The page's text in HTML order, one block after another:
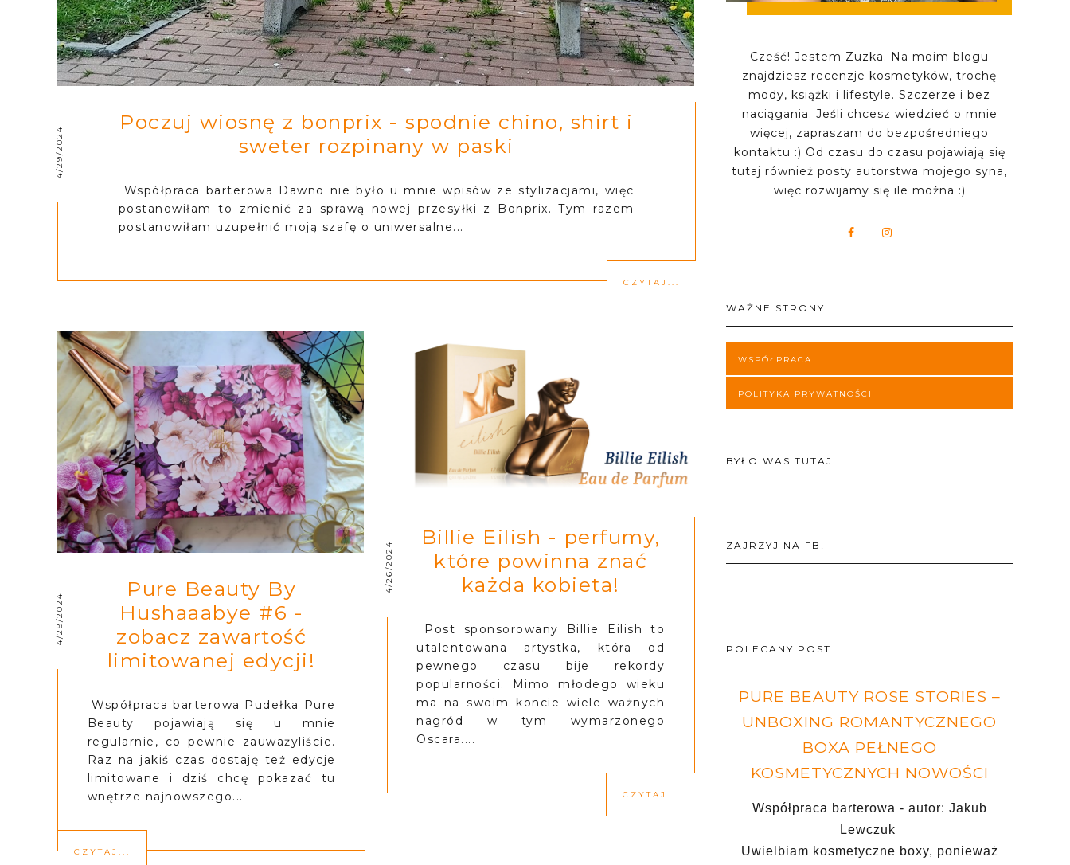
4/29/2024
Poczuj wiosnę z bonprix - spodnie chino, shirt i
sweter rozpinany w paski
Współpraca barterowa Dawno nie było u mnie wpisów ze stylizacjami, więc
postanowiłam to zmienić za sprawą nowej przesyłki z Bonprix. Tym razem
postanowiłam uzupełnić moją szafę o uniwersalne...
CZYTAJ...
4/29/2024
Pure Beauty By
Hushaaabye #6 -
zobacz zawartość
limitowanej edycji!
Współpraca barterowa Pudełka Pure
Beauty pojawiają się u mnie
regularnie, co pewnie zauważyliście.
Raz na jakiś czas dostaję też edycje
limitowane i dziś chcę pokazać tu
wnętrze najnowszego...
CZYTAJ...
4/26/2024
Billie Eilish - perfumy,
które powinna znać
każda kobieta!
Post sponsorowany Billie Eilish to
utalentowana artystka, która od
pewnego czasu bije rekordy
popularności. Mimo młodego wieku
ma na swoim koncie wiele ważnych
nagród w tym wymarzonego
Oscara....
CZYTAJ...
Cześć! Jestem Zuzka. Na moim blogu
znajdziesz recenzje kosmetyków, trochę
mody, książki i lifestyle. Szczerze i bez
naciągania. Jeśli chcesz wiedzieć o mnie
więcej, zapraszam do bezpośredniego
kontaktu :) Od czasu do czasu pojawiają się
tutaj również posty autorstwa mojego syna,
więc rozwijamy się ile można :)
WAŻNE STRONY
WSPÓŁPRACA
POLITYKA PRYWATNOŚCI
BYŁO WAS TUTAJ:
ZAJRZYJ NA FB!
POLECANY POST
PURE BEAUTY ROSE STORIES –
UNBOXING ROMANTYCZNEGO
BOXA PEŁNEGO
KOSMETYCZNYCH NOWOŚCI
Współpraca barterowa - autor: Jakub
Lewczuk
Uwielbiam kosmetyczne boxy, ponieważ